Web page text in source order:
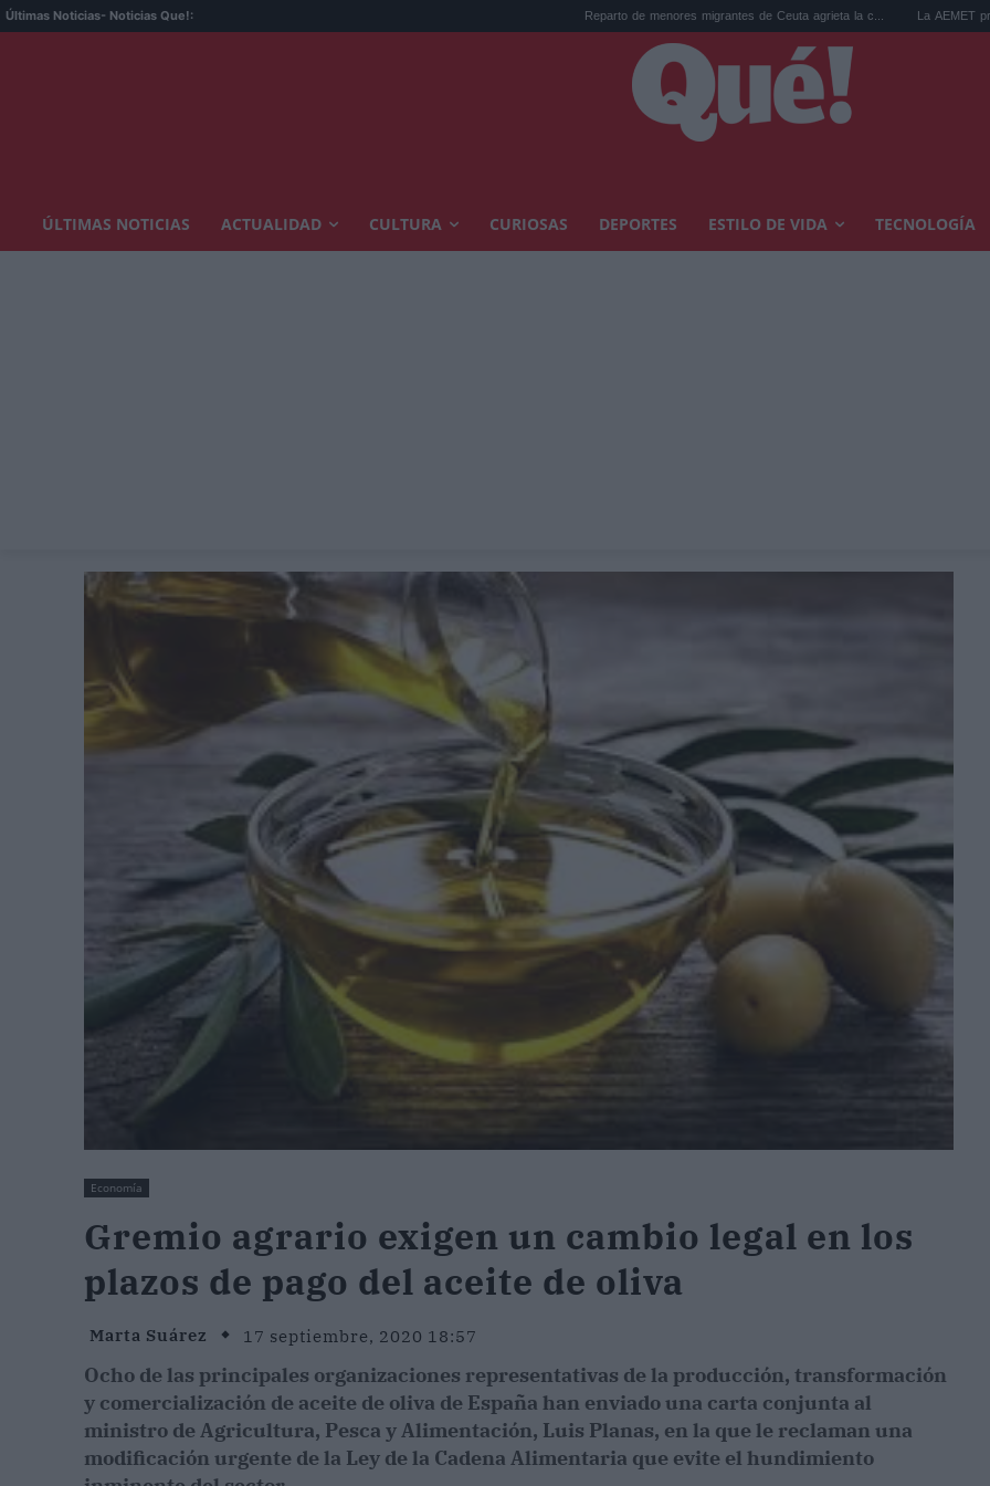
Últimas Noticias- Noticias Que!: Reparto de menores migrantes de Ceuta agrieta la c... La AEMET prepara una
ÚLTIMAS NOTICIAS ACTUALIDAD CULTURA CURIOSAS DEPORTES ESTILO DE VIDA TECNOLOGÍA
Economía
Gremio agrario exigen un cambio legal en los
plazos de pago del aceite de oliva
Marta Suárez 17 septiembre, 2020 18:57
Ocho de las principales organizaciones representativas de la producción, transformación
y comercialización de aceite de oliva de España han enviado una carta conjunta al
ministro de Agricultura, Pesca y Alimentación, Luis Planas, en la que le reclaman una
modificación urgente de la Ley de la Cadena Alimentaria que evite el hundimiento